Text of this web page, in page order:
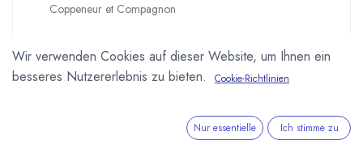
Coppeneur et Compagnon
Edelmond Chocolatiers
Wir verwenden Cookies auf dieser Website, um Ihnen ein
besseres Nutzererlebnis zu bieten.
Cookie-Richtlinien
Nur essentielle Ich stimme zu